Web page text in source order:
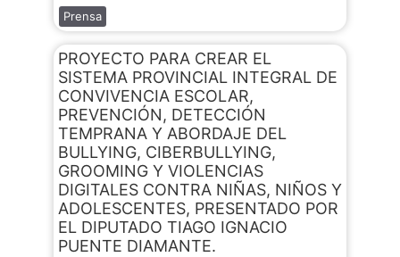
Prensa
PROYECTO PARA CREAR EL
SISTEMA PROVINCIAL INTEGRAL DE
CONVIVENCIA ESCOLAR,
PREVENCIÓN, DETECCIÓN
TEMPRANA Y ABORDAJE DEL
BULLYING, CIBERBULLYING,
GROOMING Y VIOLENCIAS
DIGITALES CONTRA NIÑAS, NIÑOS Y
ADOLESCENTES, PRESENTADO POR
EL DIPUTADO TIAGO IGNACIO
PUENTE DIAMANTE.